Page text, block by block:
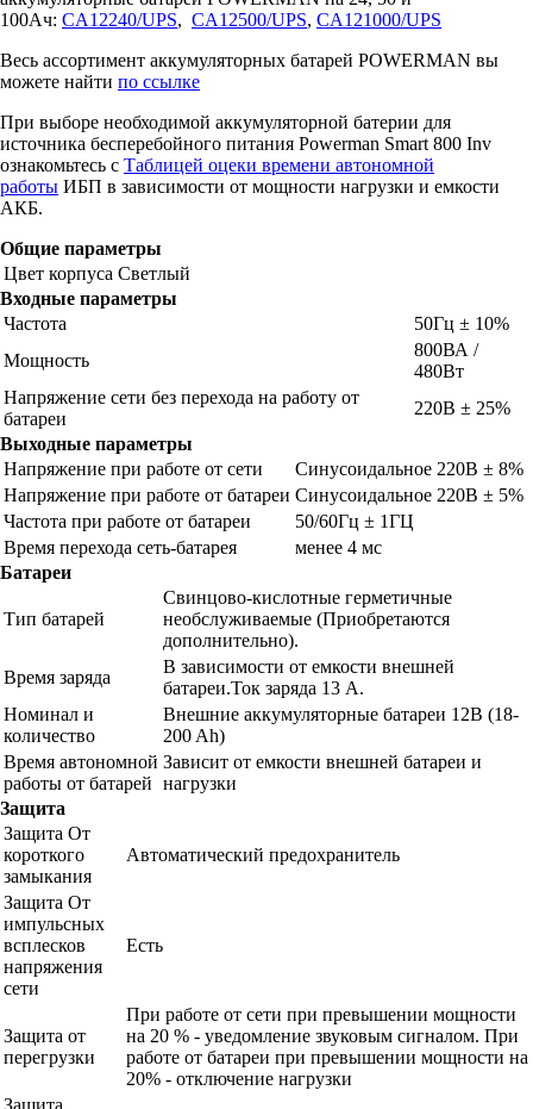
100Ач: CA12240/UPS, CA12500/UPS, CA121000/UPS
Весь ассортимент аккумуляторных батарей POWERMAN вы
можете найти по ссылке
При выборе необходимой аккумуляторной батерии для
источника бесперебойного питания Powerman Smart 800 Inv
ознакомьтесь с Таблицей оцеки времени автономной
работы ИБП в зависимости от мощности нагрузки и емкости
АКБ.
Общие параметры
Цвет корпуса Светлый
Входные параметры
Частота
50Гц ± 10%
Мощность
800ВА /
480Вт
Напряжение сети без перехода на работу от
батареи
220В ± 25%
Выходные параметры
Напряжение при работе от сети
Синусоидальное 220В ± 8%
Напряжение при работе от батареи Синусоидальное 220В ± 5%
Частота при работе от батареи
50/60Гц ± 1ГЦ
Время перехода сеть-батарея
менее 4 мс
Батареи
Тип батарей
Свинцово-кислотные герметичные
необслуживаемые (Приобретаются
дополнительно).
Время заряда
В зависимости от емкости внешней
батареи.Ток заряда 13 А.
Номинал и
количество
Внешние аккумуляторные батареи 12B (18-
200 Ah)
Время автономной
работы от батарей
Зависит от емкости внешней батареи и
нагрузки
Защита
Защита От
короткого
замыкания
Автоматический предохранитель
Защита От
импульсных
всплесков
напряжения
сети
Есть
Защита от
перегрузки
При работе от сети при превышении мощности
на 20 % - уведомление звуковым сигналом. При
работе от батареи при превышении мощности на
20% - отключение нагрузки